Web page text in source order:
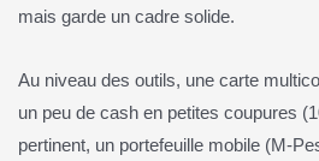
mais garde un cadre solide.
Au niveau des outils, une carte
un peu de cash en petites coupures
pertinent, un portefeuille mobile (M-